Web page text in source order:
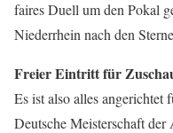
faires Duell um den Pokal
Niederrhein nach den
Freier Eintritt für
Es ist also alles angerichtet
Deutsche Meisterschaft